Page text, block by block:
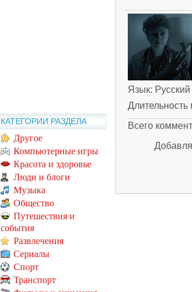
КАТЕГОРИИ РАЗДЕЛА
Другое
Компьютерные игры
Красота и здоровье
Люди и блоги
Музыка
Общество
Путешествия и
события
Развлечения
Сериалы
Спорт
Транспорт
Язык: Русский
Длительность
Всего